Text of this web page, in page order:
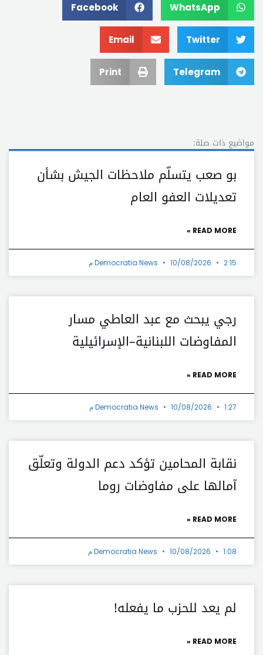
WhatsApp
Facebook
Twitter
Email
Telegram
Print
مواضيع ذات صلة:
بو صعب يتسلّم ملاحظات الجيش بشأن
تعديلات العفو العام
READ MORE »
Democratia News 10/08/2026 2:15 م
رجي يبحث مع عبد العاطي مسار
المفاوضات اللبنانية–الإسرائيلية
READ MORE »
Democratia News 10/08/2026 1:27 م
نقابة المحامين تؤكد دعم الدولة وتعلّق
آمالها على مفاوضات روما
READ MORE »
Democratia News 10/08/2026 1:08 م
لم يعد للحزب ما يفعله!
READ MORE »